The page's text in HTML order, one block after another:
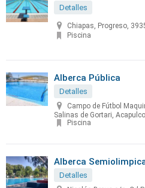
Detalles
Chiapas, Progreso,
Piscina
Alberca Pública
Detalles
Campo de Fútbol
Salinas de Gortari,
Piscina
Alberca
Detalles